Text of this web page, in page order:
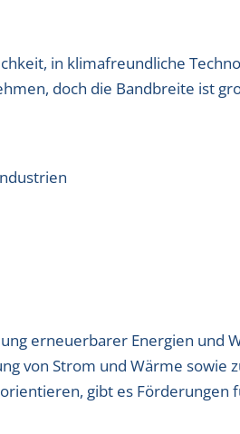
in klimafreundliche
doch die Bandbreite ist
erneuerbarer Energien und
von Strom und Wärme sowie
gibt es